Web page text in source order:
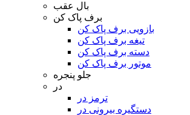
بال عقب
برف پاک کن
بازویی برف پاک کن
تیغه برف پاک کن
دسته برف پاک کن
موتور برف پاک کن
جلو پنجره
در
ترمز در
دستگیره بیرونی در